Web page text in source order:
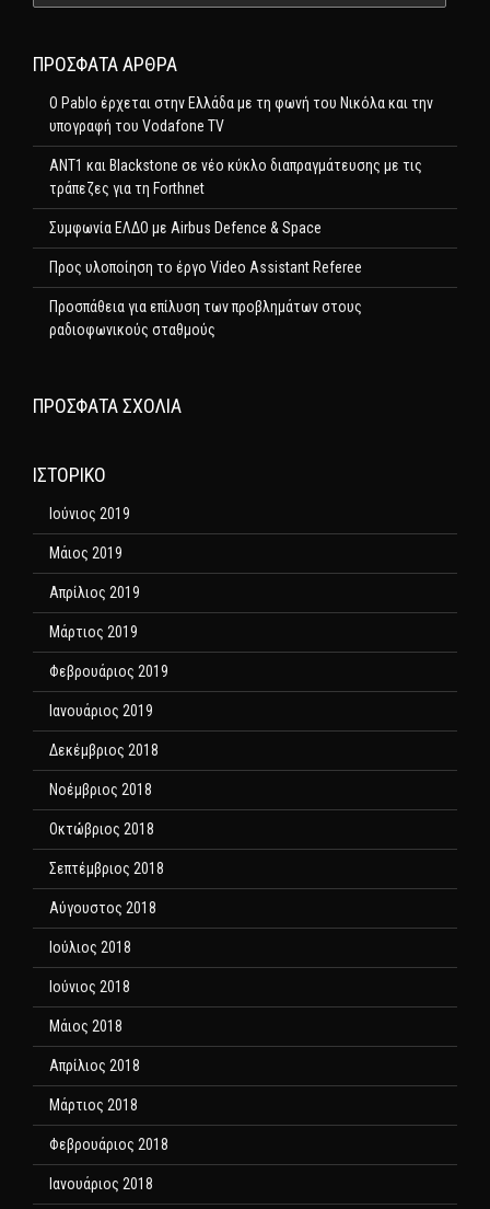
ΠΡΌΣΦΑΤΑ ΆΡΘΡΑ
Ο Pablo έρχεται στην Ελλάδα με τη φωνή του Νικόλα και την
υπογραφή του Vodafone TV
ΑΝΤ1 και Blackstone σε νέο κύκλο διαπραγμάτευσης με τις
τράπεζες για τη Forthnet
Συμφωνία ΕΛΔΟ με Airbus Defence & Space
Προς υλοποίηση το έργο Video Assistant Referee
Προσπάθεια για επίλυση των προβλημάτων στους
ραδιοφωνικούς σταθμούς
ΠΡΌΣΦΑΤΑ ΣΧΌΛΙΑ
ΙΣΤΟΡΙΚΌ
Ιούνιος 2019
Μάιος 2019
Απρίλιος 2019
Μάρτιος 2019
Φεβρουάριος 2019
Ιανουάριος 2019
Δεκέμβριος 2018
Νοέμβριος 2018
Οκτώβριος 2018
Σεπτέμβριος 2018
Αύγουστος 2018
Ιούλιος 2018
Ιούνιος 2018
Μάιος 2018
Απρίλιος 2018
Μάρτιος 2018
Φεβρουάριος 2018
Ιανουάριος 2018